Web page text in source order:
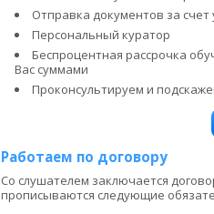
Отправка документов за счет
Персональный куратор
Беспроцентная рассрочка
Вас суммами
Проконсультируем и
Работаем по договору
Со слушателем заключается
прописываются следующие